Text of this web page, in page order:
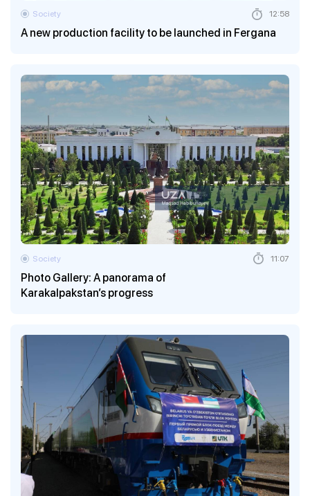
A new production facility to be launched in Fergana
Society 12:58
Photo Gallery: A panorama of
Karakalpakstan’s progress
Society 11:07